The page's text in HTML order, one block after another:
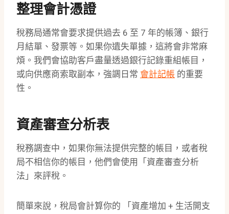
整理會計憑證
稅務局通常會要求提供過去 6 至 7 年的帳簿、銀行
月結單、發票等。如果你遺失單據，這將會非常麻
煩。我們會協助客戶盡量透過銀行記錄重組帳目，
或向供應商索取副本，強調日常 會計記帳 的重要
性。
資產審查分析表
稅務調查中，如果你無法提供完整的帳目，或者稅
局不相信你的帳目，他們會使用「資產審查分析
法」來評稅。
簡單來說，稅局會計算你的 「資產增加 + 生活開支